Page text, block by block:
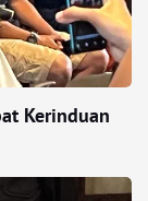
Kerinduan